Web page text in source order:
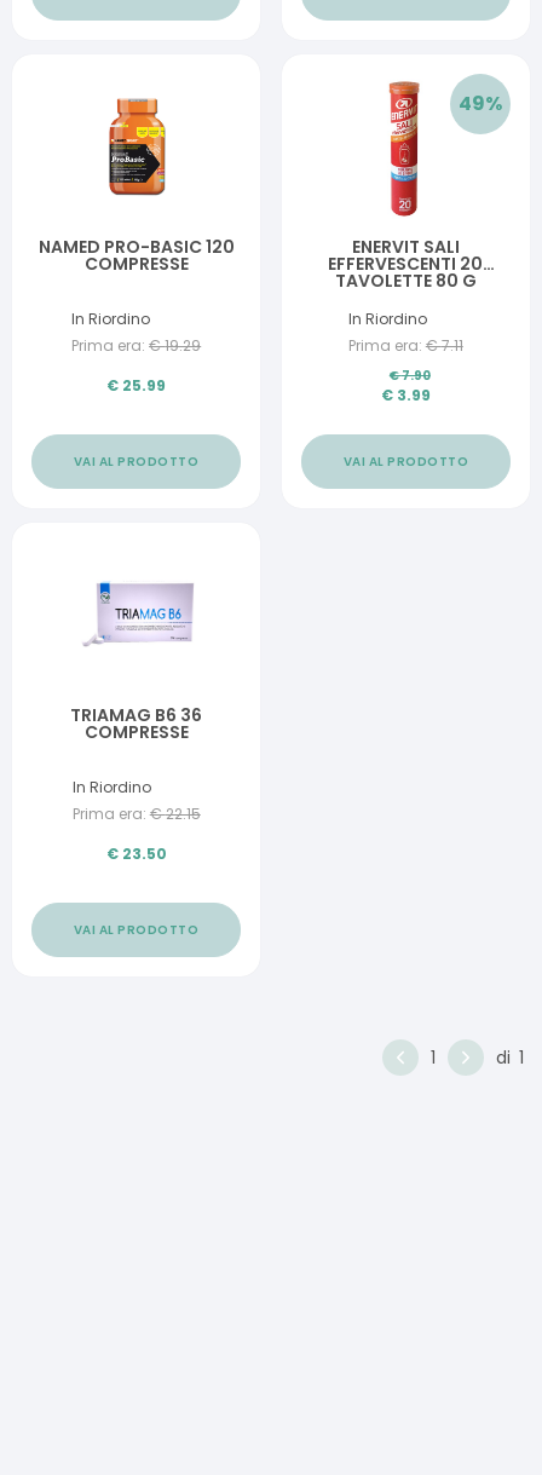
NAMED PRO-BASIC 120
COMPRESSE
In Riordino
Prima era: €19.29
€ 25.99
VAI AL PRODOTTO
49%
ENERVIT SALI
EFFERVESCENTI 20
TAVOLETTE 80 G
In Riordino
Prima era: €7.11
€7.90
€ 3.99
VAI AL PRODOTTO
TRIAMAG B6 36
COMPRESSE
In Riordino
Prima era: €22.15
€ 23.50
VAI AL PRODOTTO
1 di 1